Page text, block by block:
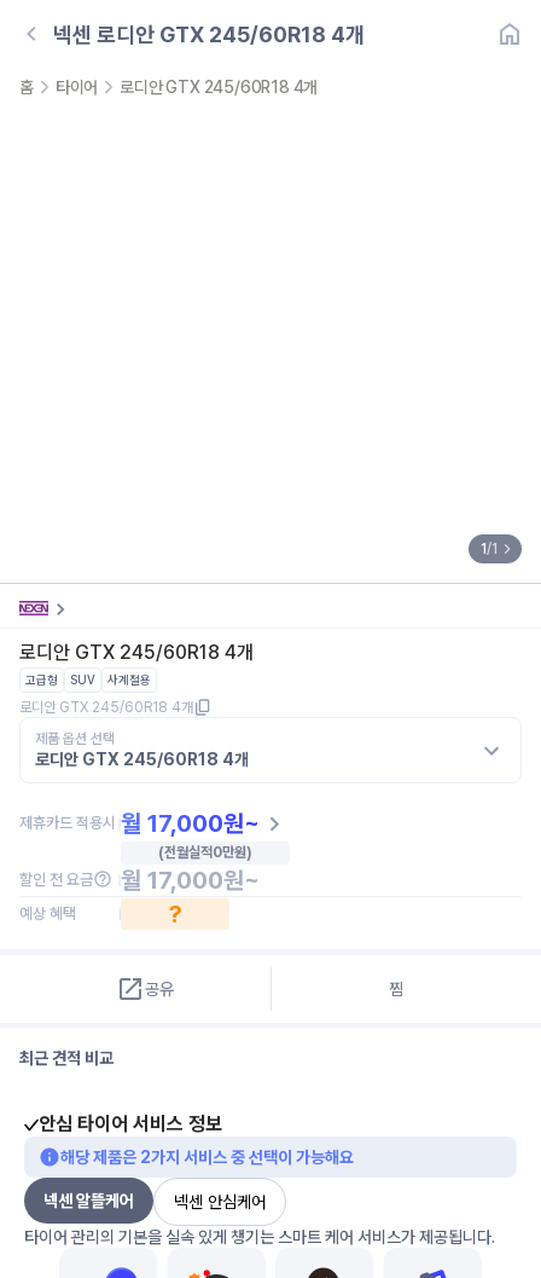
넥센 로디안 GTX 245/60R18 4개
홈 타이어 로디안 GTX 245/60R18 4개
1/1
로디안 GTX 245/60R18 4개
고급형 SUV 사계절용
로디안 GTX 245/60R18 4개
제품 옵션 선택
로디안 GTX 245/60R18 4개
제휴카드 적용시 월 17,000원~
(전월실적0만원)
할인 전 요금 월 17,000원~
예상 혜택 ?
공유 찜
최근 견적 비교
안심 타이어 서비스 정보
해당 제품은 2가지 서비스 중 선택이 가능해요
넥센 알뜰케어
넥센 안심케어
타이어 관리의 기본을 실속 있게 챙기는 스마트 케어 서비스가 제공됩니다.